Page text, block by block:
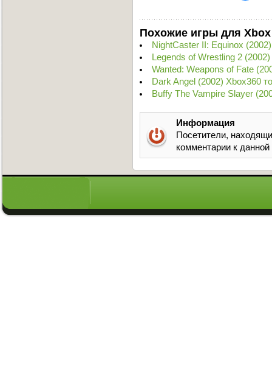
Похожие игры для Xbox
NightCaster II: Equinox
Legends of Wrestling 2
Wanted: Weapons of Fate
Dark Angel (2002) Xbox360
Buffy The Vampire Slayer
Информация
Посетители,
комментарии к